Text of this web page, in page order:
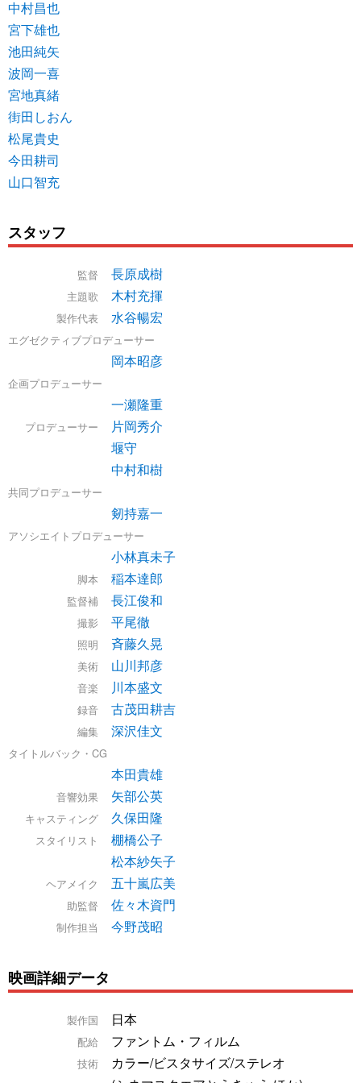
中村昌也
宮下雄也
池田純矢
波岡一喜
宮地真緒
街田しおん
松尾貴史
今田耕司
山口智充
スタッフ
監督 長原成樹
主題歌 木村充揮
製作代表 水谷暢宏
エグゼクティブプロデューサー
岡本昭彦
企画プロデューサー
一瀬隆重
プロデューサー
片岡秀介
堰守
中村和樹
共同プロデューサー
剱持嘉一
アソシエイトプロデューサー
小林真未子
脚本 稲本達郎
監督補 長江俊和
撮影 平尾徹
照明 斉藤久晃
美術 山川邦彦
音楽 川本盛文
録音 古茂田耕吉
編集 深沢佳文
タイトルバック・CG
本田貴雄
音響効果 矢部公英
キャスティング 久保田隆
スタイリスト
棚橋公子
松本紗矢子
ヘアメイク 五十嵐広美
助監督 佐々木資門
制作担当 今野茂昭
映画詳細データ
製作国 日本
配給 ファントム・フィルム
技術
カラー/ビスタサイズ/ステレオ